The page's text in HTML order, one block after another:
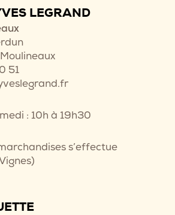
LEGRAND
51
: 10h à 19h30
s’effectue